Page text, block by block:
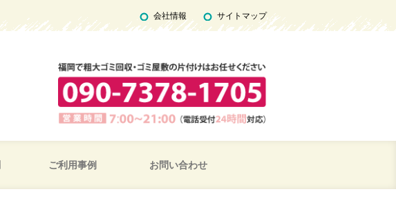
会社情報 サイトマップ
ご利用事例 お問い合わせ